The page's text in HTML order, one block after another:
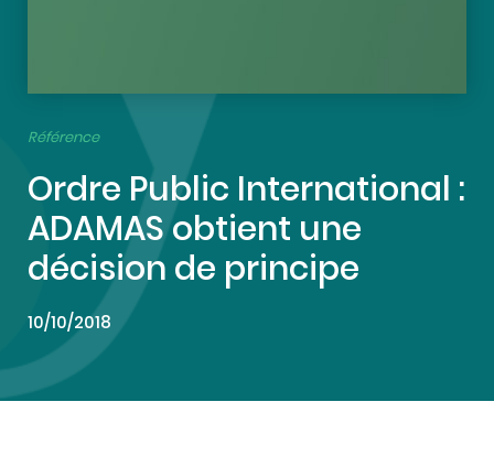
Référence
Ordre Public International :
ADAMAS obtient une
décision de principe
10/10/2018